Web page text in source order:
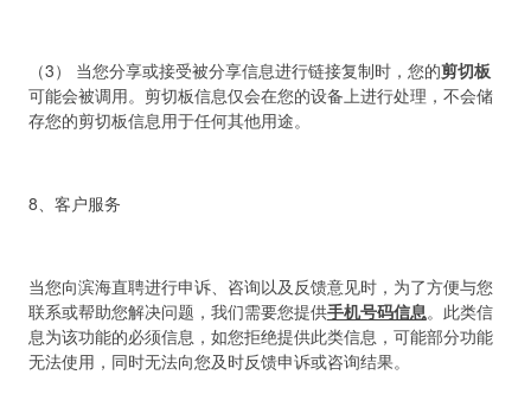
（3） 当您分享或接受被分享信息进行链接复制时，您的剪切板
可能会被调用。剪切板信息仅会在您的设备上进行处理，不会储
存您的剪切板信息用于任何其他用途。
8、客户服务
当您向滨海直聘进行申诉、咨询以及反馈意见时，为了方便与您
联系或帮助您解决问题，我们需要您提供手机号码信息。此类信
息为该功能的必须信息，如您拒绝提供此类信息，可能部分功能
无法使用，同时无法向您及时反馈申诉或咨询结果。